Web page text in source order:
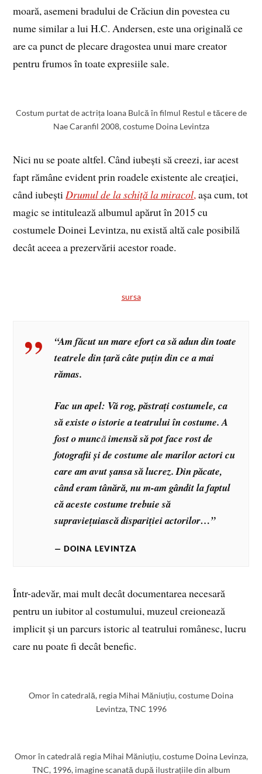
moară, asemeni bradului de Crăciun din povestea cu
nume similar a lui H.C. Andersen, este una originală ce
are ca punct de plecare dragostea unui mare creator
pentru frumos în toate expresiile sale.
Costum purtat de actrița Ioana Bulcă în filmul Restul e tăcere de
Nae Caranfil 2008, costume Doina Levintza
Nici nu se poate altfel. Când iubești să creezi, iar acest
fapt rămâne evident prin roadele existente ale creației,
când iubeștiDrumul de la schiță la miracol,așa cum, tot
magic se intitulează albumul apărut în 2015 cu
costumele Doinei Levintza, nu există altă cale posibilă
decât aceea a prezervării acestor roade.
sursa
“Am făcut un mare efort ca să adun din toate
teatrele din țară câte puțin din ce a mai
rămas.
Fac un apel: Vă rog, păstrați costumele, ca
să existe o istorie a teatrului în costume. A
fost o muncăimensă să pot face rost de
fotografii și de costume ale marilor actori cu
care am avut șansa să lucrez. Din păcate,
când eram tânără, nu m-am gândit la faptul
că aceste costume trebuie să
supraviețuiască dispariției actorilor…”
DOINA LEVINTZA
Într-adevăr, mai mult decât documentarea necesară
pentru un iubitor al costumului, muzeul creionează
implicit și un parcurs istoric al teatrului românesc, lucru
care nu poate fi decât benefic.
Omor în catedrală, regia Mihai Măniuțiu, costume Doina
Levintza, TNC 1996
Omor în catedrală regia Mihai Măniuțiu, costume Doina Levinza,
TNC, 1996, imagine scanată după ilustrațiile din album